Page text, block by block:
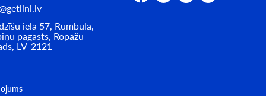
iela 57, Rumbula,
pagasts, Ropažu
LV-2121